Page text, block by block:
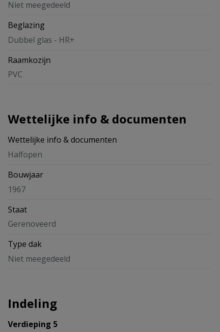
Niet meegedeeld
Beglazing
Dubbel glas - HR+
Raamkozijn
PVC
Wettelijke info & documenten
Wettelijke info & documenten
Halfopen
Bouwjaar
1967
Staat
Gerenoveerd
Type dak
Niet meegedeeld
Indeling
Verdieping 5